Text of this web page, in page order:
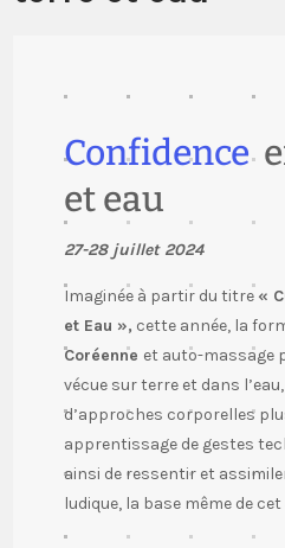
Confidence
et eau
27-28 juillet 2024
Imaginée à partir du titre «
et Eau », cette année, la
Coréenne et auto-massage
vécue sur terre et dans
d’approches corporelles
apprentissage de gestes
ainsi de ressentir et
ludique, la base même de